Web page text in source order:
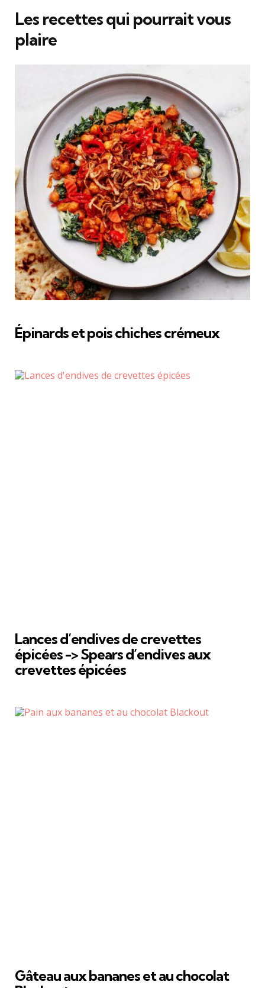
Les recettes qui pourrait vous
plaire
Épinards et pois chiches crémeux
Lances d’endives de crevettes
épicées -> Spears d’endives aux
crevettes épicées
Gâteau aux bananes et au chocolat